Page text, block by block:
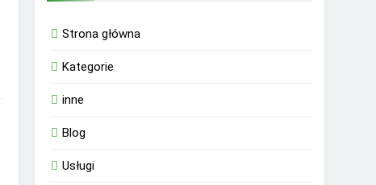
Strona główna
Kategorie
inne
Blog
Usługi